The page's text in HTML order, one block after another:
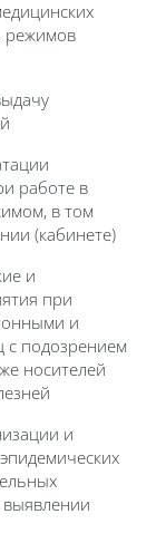
режимов
работе в
в том
(кабинете)
и
при
и
с подозрением
носителей
и